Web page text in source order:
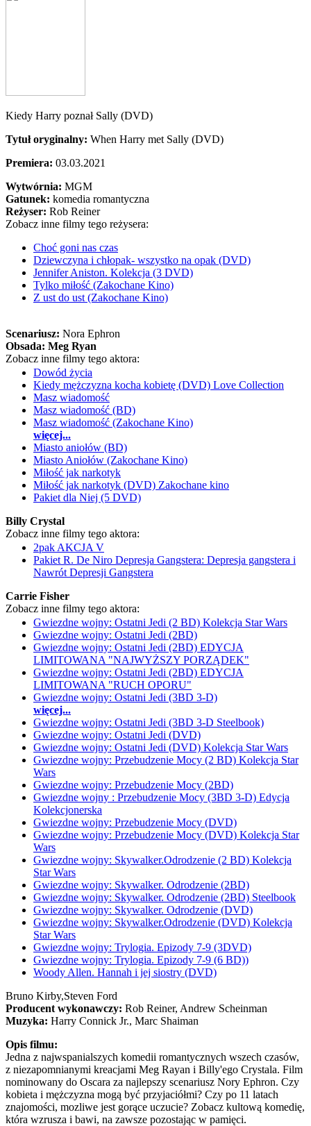
Kiedy Harry poznał Sally (DVD)
Tytuł oryginalny: When Harry met Sally (DVD)
Premiera: 03.03.2021
Wytwórnia: MGM
Gatunek: komedia romantyczna
Reżyser: Rob Reiner
Zobacz inne filmy tego reżysera:
Choć goni nas czas
Dziewczyna i chłopak- wszystko na opak (DVD)
Jennifer Aniston. Kolekcja (3 DVD)
Tylko miłość (Zakochane Kino)
Z ust do ust (Zakochane Kino)
Scenariusz: Nora Ephron
Obsada: Meg Ryan
Zobacz inne filmy tego aktora:
Dowód życia
Kiedy mężczyzna kocha kobietę (DVD) Love Collection
Masz wiadomość
Masz wiadomość (BD)
Masz wiadomość (Zakochane Kino)
więcej...
Miasto aniołów (BD)
Miasto Aniołów (Zakochane Kino)
Miłość jak narkotyk
Miłość jak narkotyk (DVD) Zakochane kino
Pakiet dla Niej (5 DVD)
Billy Crystal
Zobacz inne filmy tego aktora:
2pak AKCJA V
Pakiet R. De Niro Depresja Gangstera: Depresja gangstera i
Nawrót Depresji Gangstera
Carrie Fisher
Zobacz inne filmy tego aktora:
Gwiezdne wojny: Ostatni Jedi (2 BD) Kolekcja Star Wars
Gwiezdne wojny: Ostatni Jedi (2BD)
Gwiezdne wojny: Ostatni Jedi (2BD) EDYCJA
LIMITOWANA "NAJWYŻSZY PORZĄDEK"
Gwiezdne wojny: Ostatni Jedi (2BD) EDYCJA
LIMITOWANA "RUCH OPORU"
Gwiezdne wojny: Ostatni Jedi (3BD 3-D)
więcej...
Gwiezdne wojny: Ostatni Jedi (3BD 3-D Steelbook)
Gwiezdne wojny: Ostatni Jedi (DVD)
Gwiezdne wojny: Ostatni Jedi (DVD) Kolekcja Star Wars
Gwiezdne wojny: Przebudzenie Mocy (2 BD) Kolekcja Star
Wars
Gwiezdne wojny: Przebudzenie Mocy (2BD)
Gwiezdne wojny : Przebudzenie Mocy (3BD 3-D) Edycja
Kolekcjonerska
Gwiezdne wojny: Przebudzenie Mocy (DVD)
Gwiezdne wojny: Przebudzenie Mocy (DVD) Kolekcja Star
Wars
Gwiezdne wojny: Skywalker.Odrodzenie (2 BD) Kolekcja
Star Wars
Gwiezdne wojny: Skywalker. Odrodzenie (2BD)
Gwiezdne wojny: Skywalker. Odrodzenie (2BD) Steelbook
Gwiezdne wojny: Skywalker. Odrodzenie (DVD)
Gwiezdne wojny: Skywalker.Odrodzenie (DVD) Kolekcja
Star Wars
Gwiezdne wojny: Trylogia. Epizody 7-9 (3DVD)
Gwiezdne wojny: Trylogia. Epizody 7-9 (6 BD))
Woody Allen. Hannah i jej siostry (DVD)
Bruno Kirby,Steven Ford
Producent wykonawczy: Rob Reiner, Andrew Scheinman
Muzyka: Harry Connick Jr., Marc Shaiman
Opis filmu:
Jedna z najwspanialszych komedii romantycznych wszech czasów,
z niezapomnianymi kreacjami Meg Rayan i Billy'ego Crystala. Film
nominowany do Oscara za najlepszy scenariusz Nory Ephron. Czy
kobieta i mężczyzna mogą być przyjaciółmi? Czy po 11 latach
znajomości, mozliwe jest gorące uczucie? Zobacz kultową komedię,
która wzrusza i bawi, na zawsze pozostając w pamięci.